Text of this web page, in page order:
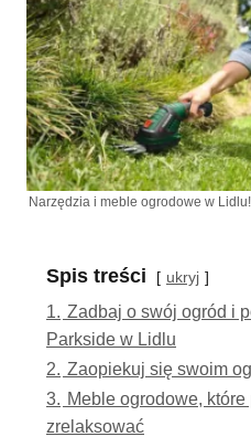
Narzędzia i meble ogrodowe w
Spis treści ukryj
1. Zadbaj o swój ogród i
Parkside w Lidlu
2. Zaopiekuj się swoim
3. Meble ogrodowe,
zrelaksować